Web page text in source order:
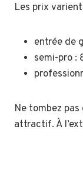
Les prix
entrée de
semi-pro :
Ne tombez
attractif. À